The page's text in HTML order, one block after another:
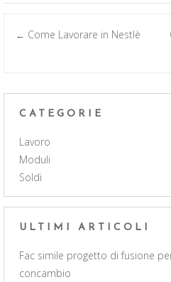
Post
← Come Lavorare in Nestlè
CATEGORIE
Lavoro
Moduli
Soldi
ULTIMI ARTICOLI
Fac simile progetto di fusione
concambio​